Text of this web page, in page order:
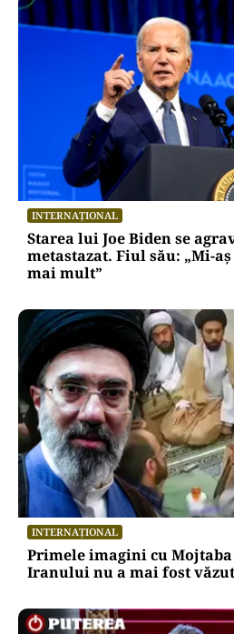
INTERNAȚIONAL
Starea lui Joe Biden se
metastazat. Fiul său: „Mi-
mai mult”
INTERNAȚIONAL
Primele imagini cu
Iranului nu a mai fost